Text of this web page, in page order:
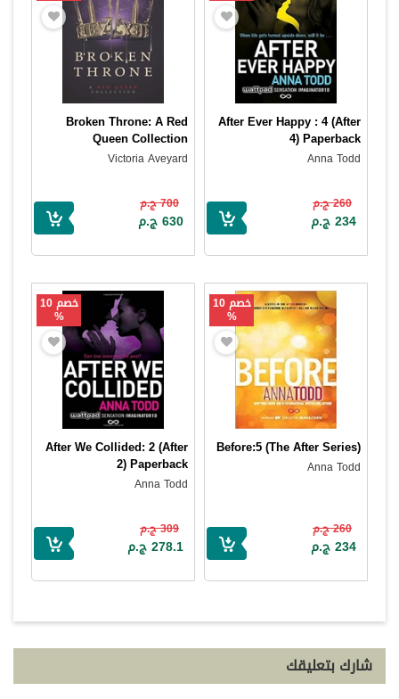
After Ever Happy : 4 (After
4) Paperback
Anna Todd
260 ج.م
234 ج.م
Broken Throne: A Red
Queen Collection
Victoria Aveyard
700 ج.م
630 ج.م
خصم 10
%
Before:5 (The After Series)
Anna Todd
260 ج.م
234 ج.م
خصم 10
%
After We Collided: 2 (After
2) Paperback
Anna Todd
309 ج.م
278.1 ج.م
شارك بتعليقك